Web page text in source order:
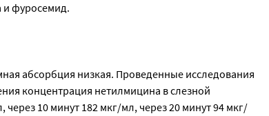
и фуросемид.
абсорбция низкая. Проведенные исследования
концентрация нетилмицина в слезной
10 минут 182 мкг/мл, через 20 минут 94 мкг/